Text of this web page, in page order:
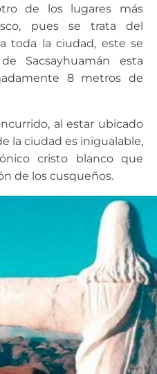
de los lugares más
pues se trata del
toda la ciudad, este se
Sacsayhuamán esta
8 metros de
al estar ubicado
la ciudad es inigualable,
cristo blanco que
de los cusqueños.